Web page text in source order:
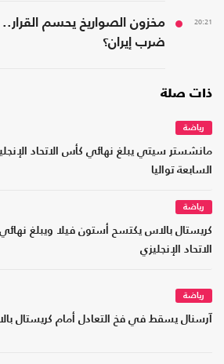
20:21
مخزون الصواريخ يحسم القرار..
ضرب إيران؟
ذات صلة
رياضة
مانشستر سيتي يبلغ نهائي كأس الاتحاد
السابعة تواليا
رياضة
كريستال بالاس يكتسح أستون فيلا ويبلغ
الاتحاد الإنجليزي
رياضة
آرسنال يسقط في فخ التعادل أمام كريستال